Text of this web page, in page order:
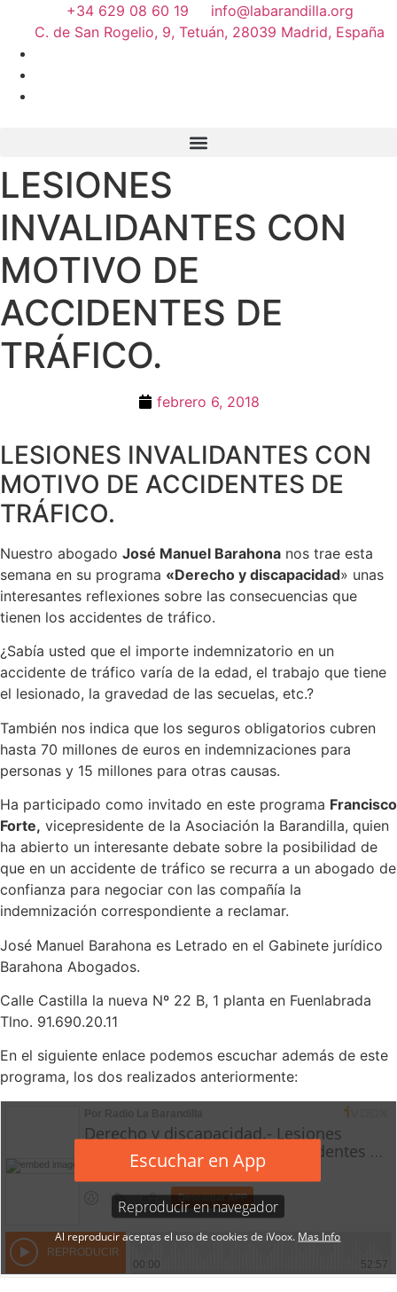
+34 629 08 60 19
info@labarandilla.org
C. de San Rogelio, 9, Tetuán, 28039 Madrid, España
LESIONES
INVALIDANTES CON
MOTIVO DE
ACCIDENTES DE
TRÁFICO.
febrero 6, 2018
LESIONES INVALIDANTES CON
MOTIVO DE ACCIDENTES DE
TRÁFICO.
Nuestro abogado José Manuel Barahona nos trae esta
semana en su programa «Derecho y discapacidad» unas
interesantes reflexiones sobre las consecuencias que
tienen los accidentes de tráfico.
¿Sabía usted que el importe indemnizatorio en un
accidente de tráfico varía de la edad, el trabajo que tiene
el lesionado, la gravedad de las secuelas, etc.?
También nos indica que los seguros obligatorios cubren
hasta 70 millones de euros en indemnizaciones para
personas y 15 millones para otras causas.
Ha participado como invitado en este programa Francisco
Forte, vicepresidente de la Asociación la Barandilla, quien
ha abierto un interesante debate sobre la posibilidad de
que en un accidente de tráfico se recurra a un abogado de
confianza para negociar con las compañía la
indemnización correspondiente a reclamar.
José Manuel Barahona es Letrado en el Gabinete jurídico
Barahona Abogados.
Calle Castilla la nueva Nº 22 B, 1 planta en Fuenlabrada
Tlno. 91.690.20.11
En el siguiente enlace podemos escuchar además de este
programa, los dos realizados anteriormente: